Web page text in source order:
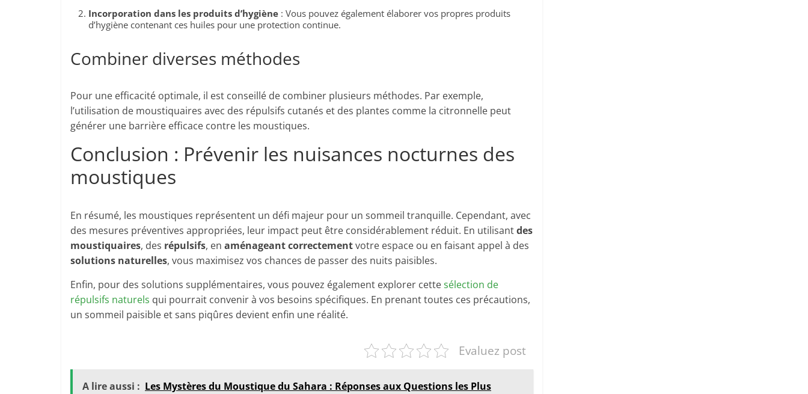
Incorporation dans les produits d’hygiène : Vous pouvez également élaborer vos propres produits
d’hygiène contenant ces huiles pour une protection continue.
Combiner diverses méthodes
Pour une efficacité optimale, il est conseillé de combiner plusieurs méthodes. Par exemple,
l’utilisation de moustiquaires avec des répulsifs cutanés et des plantes comme la citronnelle peut
générer une barrière efficace contre les moustiques.
Conclusion : Prévenir les nuisances nocturnes des
moustiques
En résumé, les moustiques représentent un défi majeur pour un sommeil tranquille. Cependant, avec
des mesures préventives appropriées, leur impact peut être considérablement réduit. En utilisantdes
moustiquaires, des répulsifs, en aménageant correctementvotre espace ou en faisant appel à des
solutions naturelles, vous maximisez vos chances de passer des nuits paisibles.
Enfin, pour des solutions supplémentaires, vous pouvez également explorer cettesélection de
répulsifs naturels qui pourrait convenir à vos besoins spécifiques. En prenant toutes ces précautions,
un sommeil paisible et sans piqûres devient enfin une réalité.
Evaluez post
A lire aussi : Les Mystères du Moustique du Sahara : Réponses aux Questions les Plus